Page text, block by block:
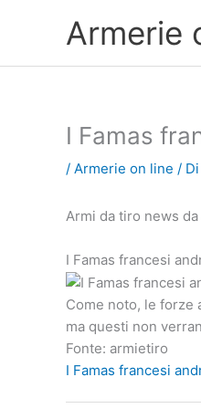
Armerie
I Famas
/ Armerie on line / Di
Armi da tiro news
I Famas francesi
Come noto, le forze
ma questi non
Fonte: armietiro
I Famas francesi